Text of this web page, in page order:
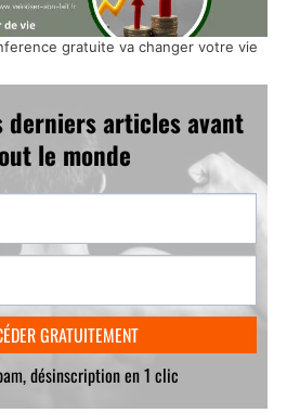
gratuite va changer votre vie